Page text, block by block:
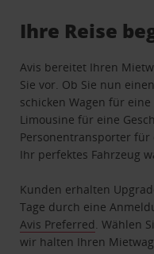
Ihre Reise
Avis bereitet Ihren
Sie vor. Ob Sie nun
schicken Wagen für
Limousine für eine
Personentransporter
Ihr perfektes Fahrzeug
Kunden erhalten
Tage durch eine
Avis Preferred . Wählen
wir halten Ihren